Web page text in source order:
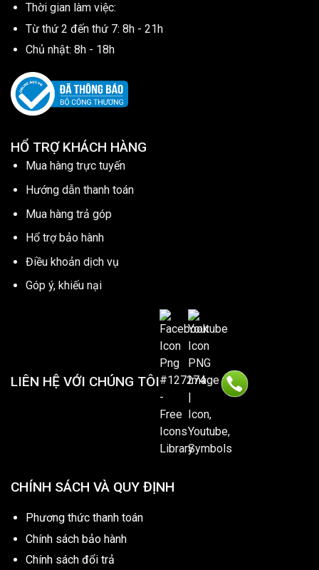
Thời gian làm việc:
Từ thứ 2 đến thứ 7: 8h - 21h
Chủ nhật: 8h - 18h
HỔ TRỢ KHÁCH HÀNG
Mua hàng trực tuyến
Hướng dẫn thanh toán
Mua hàng trả góp
Hổ trợ bảo hành
Điều khoản dịch vụ
Góp ý, khiếu nại
LIÊN HỆ VỚI CHÚNG TÔI
CHÍNH SÁCH VÀ QUY ĐỊNH
Phương thức thanh toán
Chính sách bảo hành
Chính sách đổi trả